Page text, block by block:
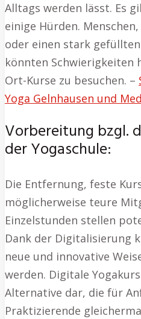
Alltags werden lässt. Es
einige Hürden.
oder einen stark
könnten Schwierigkeiten
Ort-Kurse zu besuchen. –
Yoga Gelnhausen und
Vorbereitung bzgl.
der Yogaschule:
Die Entfernung, feste
möglicherweise teure
Einzelstunden stellen
Dank der Digitalisierung
neue und innovative
werden. Digitale
Alternative dar, die für
Praktizierende